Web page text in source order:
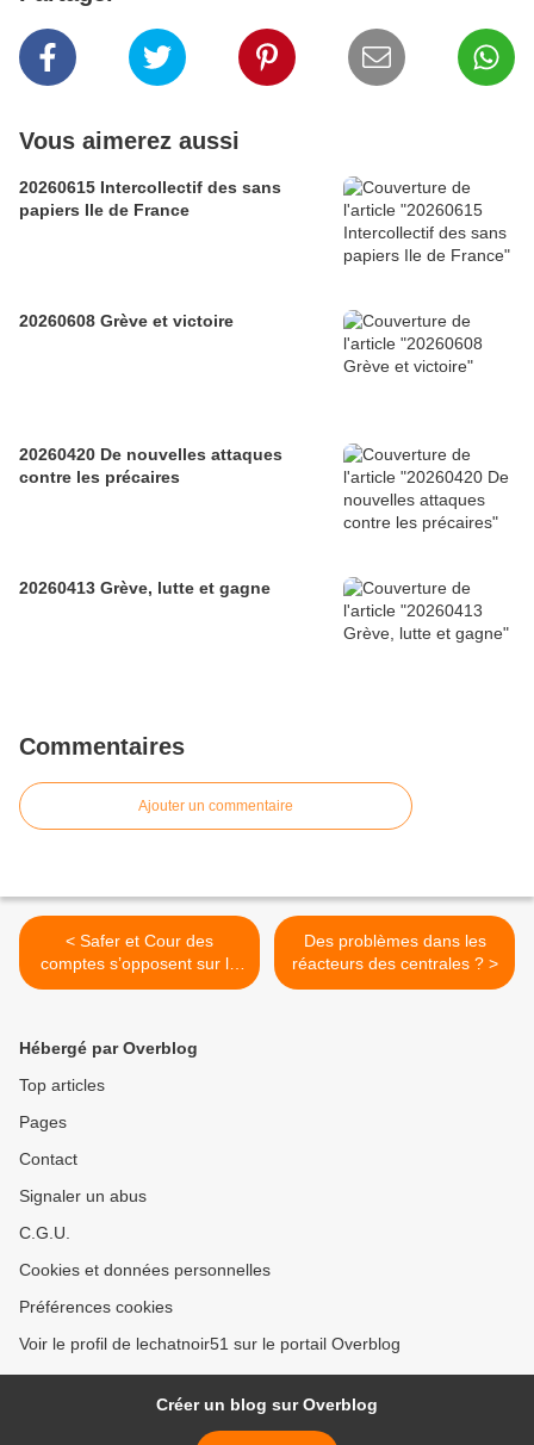
Vous aimerez aussi
20260615 Intercollectif des sans
papiers Ile de France
20260608 Grève et victoire
20260420 De nouvelles attaques
contre les précaires
20260413 Grève, lutte et gagne
Commentaires
Ajouter un commentaire
< Safer et Cour des
comptes s’opposent sur le
foncier rural
Des problèmes dans les
réacteurs des centrales ? >
Hébergé par Overblog
Top articles
Pages
Contact
Signaler un abus
C.G.U.
Cookies et données personnelles
Préférences cookies
Voir le profil de lechatnoir51 sur le portail Overblog
Créer un blog sur Overblog